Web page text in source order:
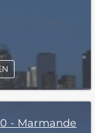
- Marmande